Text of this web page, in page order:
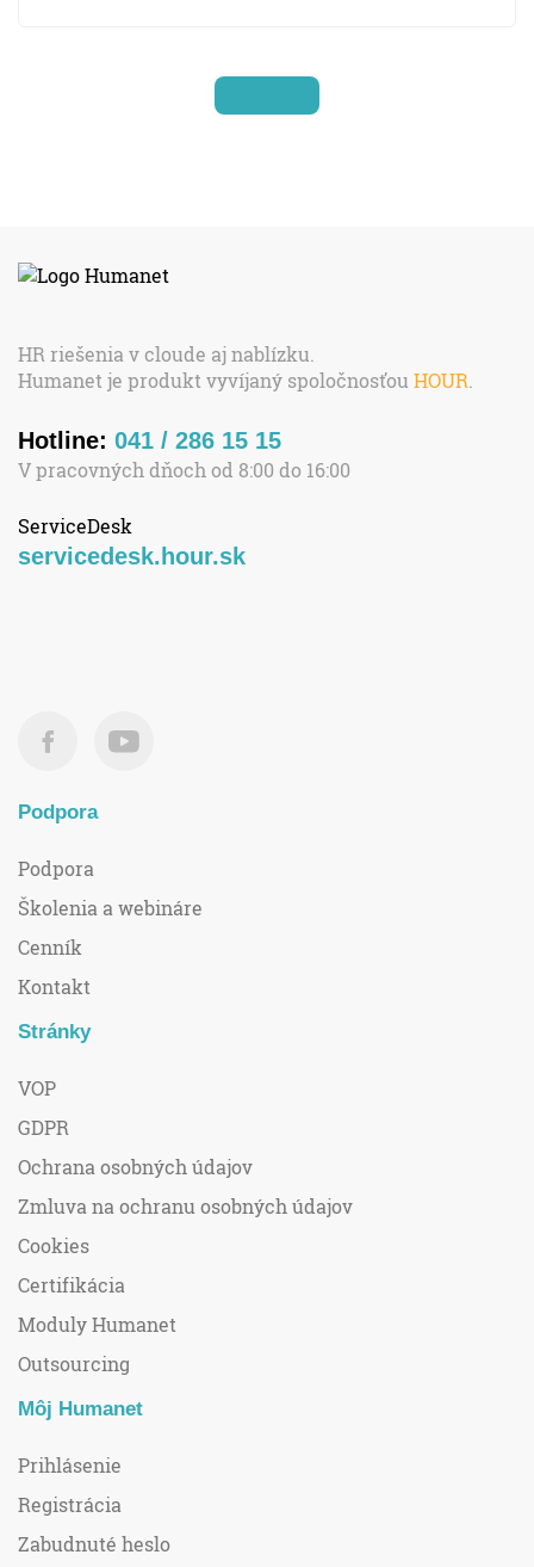
HR riešenia v cloude aj nablízku.
Humanet je produkt vyvíjaný spoločnosťou HOUR
Hotline: 041 / 286 15 15
V pracovných dňoch od 8:00 do 16:00
ServiceDesk
servicedesk.hour.sk
Podpora
Podpora
Školenia a webináre
Cenník
Kontakt
Stránky
VOP
GDPR
Ochrana osobných údajov
Zmluva na ochranu osobných údajov
Cookies
Certifikácia
Moduly Humanet
Outsourcing
Môj Humanet
Prihlásenie
Registrácia
Zabudnuté heslo